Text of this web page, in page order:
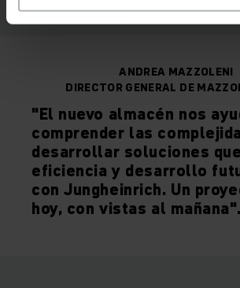
ANDREA MAZZOLENI
DIRECTOR GENERAL DE
"El nuevo almacén nos
comprender las
desarrollar soluciones
eficiencia y desarrollo
con Jungheinrich. Un
hoy, con vistas al mañana".